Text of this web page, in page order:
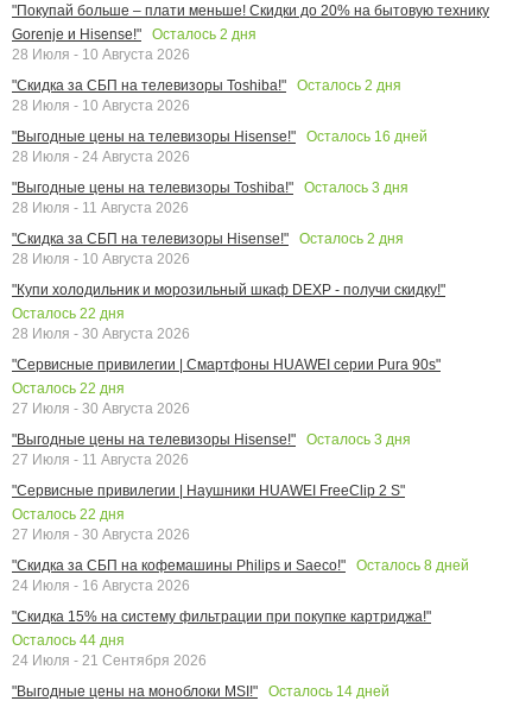
"Покупай больше – плати меньше! Скидки до 20% на бытовую технику
Gorenje и Hisense!"
Осталось 2 дня
28 Июля - 10 Августа 2026
"Скидка за СБП на телевизоры Toshiba!"
Осталось 2 дня
28 Июля - 10 Августа 2026
"Выгодные цены на телевизоры Hisense!"
Осталось 16 дней
28 Июля - 24 Августа 2026
"Выгодные цены на телевизоры Toshiba!"
Осталось 3 дня
28 Июля - 11 Августа 2026
"Скидка за СБП на телевизоры Hisense!"
Осталось 2 дня
28 Июля - 10 Августа 2026
"Купи холодильник и морозильный шкаф DEXP - получи скидку!"
Осталось 22 дня
28 Июля - 30 Августа 2026
"Сервисные привилегии | Смартфоны HUAWEI серии Pura 90s"
Осталось 22 дня
27 Июля - 30 Августа 2026
"Выгодные цены на телевизоры Hisense!"
Осталось 3 дня
27 Июля - 11 Августа 2026
"Сервисные привилегии | Наушники HUAWEI FreeClip 2 S"
Осталось 22 дня
27 Июля - 30 Августа 2026
"Скидка за СБП на кофемашины Philips и Saeco!"
Осталось 8 дней
24 Июля - 16 Августа 2026
"Скидка 15% на систему фильтрации при покупке картриджа!"
Осталось 44 дня
24 Июля - 21 Сентября 2026
"Выгодные цены на моноблоки MSI!"
Осталось 14 дней